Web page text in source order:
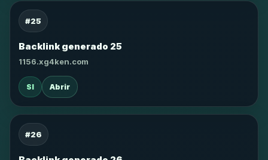
#25
Backlink generado 25
1156.xg4ken.com
SI Abrir
#26